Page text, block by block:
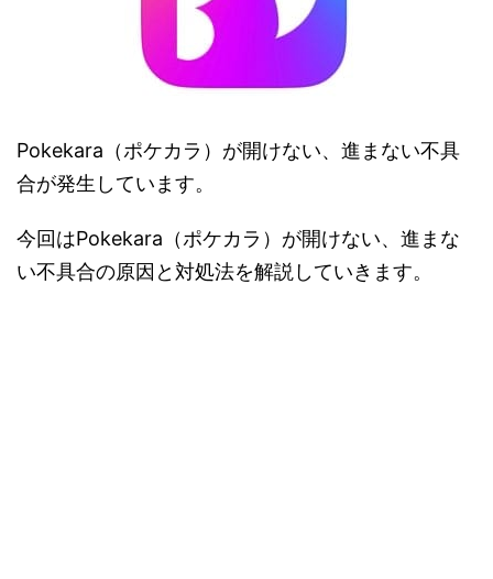
Pokekara（ポケカラ）が開けない、進まない不具
合が発生しています。
今回はPokekara（ポケカラ）が開けない、進まな
い不具合の原因と対処法を解説していきます。